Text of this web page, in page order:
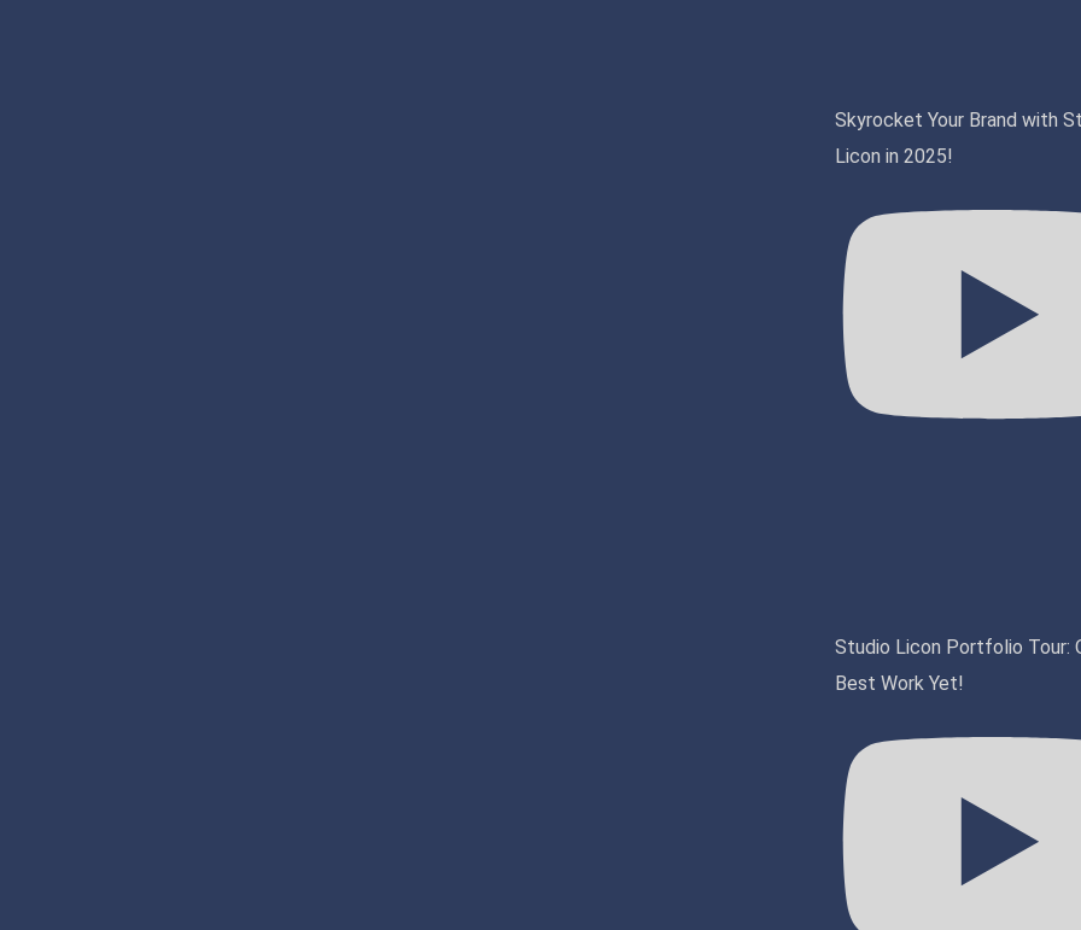
Skyrocket Your Brand with
Licon in 2025!
Studio Licon Portfolio Tour:
Best Work Yet!